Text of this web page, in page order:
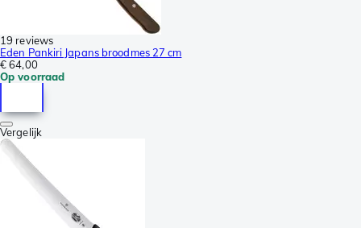
19 reviews
Eden Pankiri Japans broodmes 27 cm
€ 64,00
Op voorraad
Vergelijk